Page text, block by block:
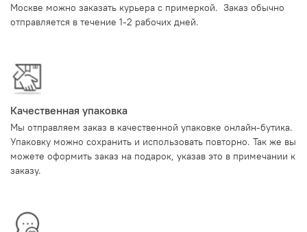
Москве можно заказать курьера с примеркой. Заказ обычно
отправляется в течение 1-2 рабочих дней.
Качественная упаковка
Мы отправляем заказ в качественной упаковке онлайн-бутика.
Упаковку можно сохранить и использовать повторно. Так же вы
можете оформить заказ на подарок, указав это в примечании к
заказу.